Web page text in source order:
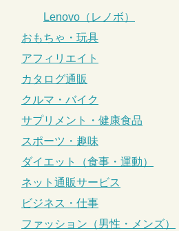
Lenovo（レノボ）
おもちゃ・玩具
アフィリエイト
カタログ通販
クルマ・バイク
サプリメント・健康食品
スポーツ・趣味
ダイエット（食事・運動）
ネット通販サービス
ビジネス・仕事
ファッション（男性・メンズ）